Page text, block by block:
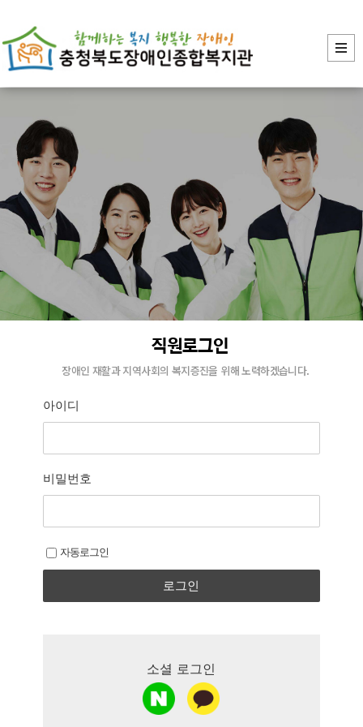
장애인의 복지증진
늘 처음의 마음으로 함께 하겠습니다.
직원로그인
장애인 재활과 지역사회의 복지증진을 위해 노력하겠습니다.
아이디
비밀번호
자동로그인
로그인
소셜 로그인